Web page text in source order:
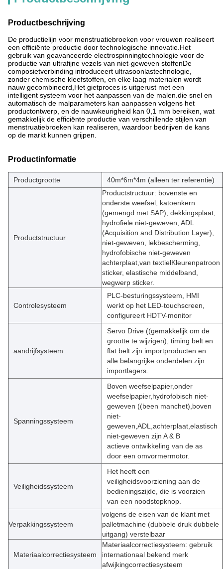
Productbeschrijving
De productielijn voor menstruatiebroeken voor vrouwen realiseert
een efficiënte productie door technologische innovatie.Het
gebruik van geavanceerde electrospinningtechnologie voor de
productie van ultrafijne vezels van niet-geweven stoffenDe
composietverbinding introduceert ultrasoonlastechnologie,
zonder chemische kleefstoffen, en elke laag materialen wordt
nauw gecombineerd,Het gietproces is uitgerust met een
intelligent systeem voor het aanpassen van de malen.die snel en
automatisch de malparameters kan aanpassen volgens het
productontwerp, en de nauwkeurigheid kan 0,1 mm bereiken, wat
gemakkelijk de efficiënte productie van verschillende stijlen van
menstruatiebroeken kan realiseren, waardoor bedrijven de kans
op de markt kunnen grijpen.
Productinformatie
Productgrootte 40m*6m*4m (alleen ter referentie)
Productstructuur
Productstructuur: bovenste en
onderste weefsel, katoenkern
(gemengd met SAP), dekkingsplaat,
hydrofiele niet-geweven, ADL
(Acquisition and Distribution Layer),
niet-geweven, lekbescherming,
hydrofobische niet-geweven
achterplaat,van textielKleurenpatroon
sticker, elastische middelband,
wegwerp sticker.
Controlesysteem
PLC-besturingssysteem, HMI
werkt op het LED-touchscreen,
configureert HDTV-monitor
aandrijfsysteem
Servo Drive ((gemakkelijk om de
grootte te wijzigen), timing belt en
flat belt zijn importproducten en
alle belangrijke onderdelen zijn
importlagers.
Spanningssysteem
Boven weefselpapier,onder
weefselpapier,hydrofobisch niet-
geweven ((been manchet),boven
niet-
geweven,ADL,achterplaat,elastisch
niet-geweven zijn A & B
actieve ontwikkeling van de as
door een omvormermotor.
Veiligheidssysteem
Het heeft een
veiligheidsvoorziening aan de
bedieningszijde, die is voorzien
van een noodstopknop.
Verpakkingssysteem
volgens de eisen van de klant met
palletmachine (dubbele druk dubbele
uitgang) verstelbaar
Materiaalcorrectiesysteem
Materiaalcorrectiesysteem: gebruik
internationaal bekend merk
afwijkingcorrectiesysteem